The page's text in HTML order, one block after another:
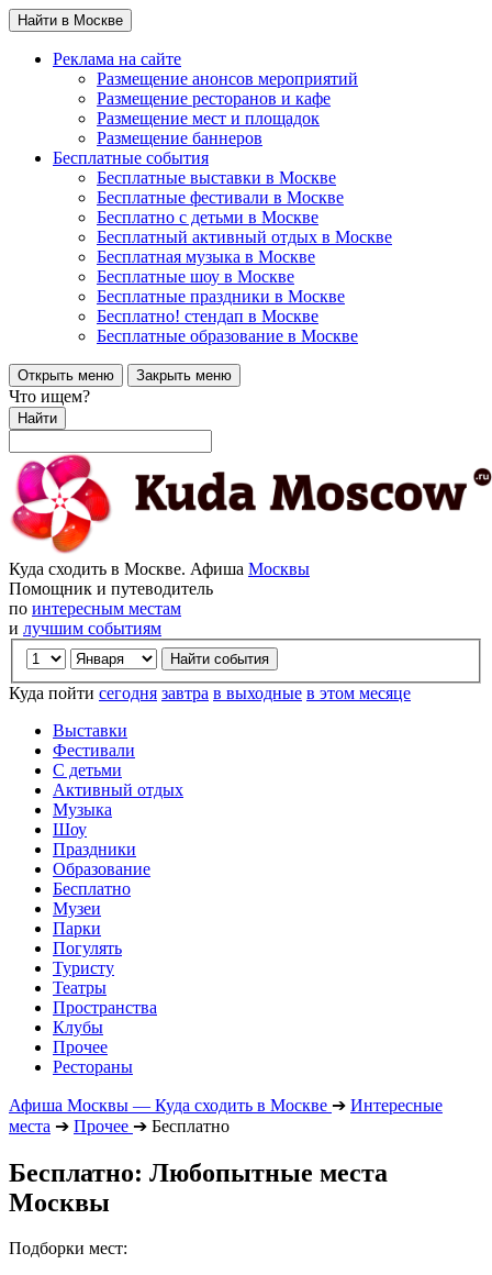
Найти в Москве
Реклама на сайте
Размещение анонсов мероприятий
Размещение ресторанов и кафе
Размещение мест и площадок
Размещение баннеров
Бесплатные события
Бесплатные выставки в Москве
Бесплатные фестивали в Москве
Бесплатно с детьми в Москве
Бесплатный активный отдых в Москве
Бесплатная музыка в Москве
Бесплатные шоу в Москве
Бесплатные праздники в Москве
Бесплатно! стендап в Москве
Бесплатные образование в Москве
Открыть меню Закрыть меню
Что ищем?
Найти
Куда сходить в Москве. Афиша Москвы
Помощник и путеводитель
по интересным местам
и лучшим событиям
Куда пойти сегодня завтра в выходные в этом месяце
Выставки
Фестивали
С детьми
Активный отдых
Музыка
Шоу
Праздники
Образование
Бесплатно
Музеи
Парки
Погулять
Туристу
Театры
Пространства
Клубы
Прочее
Рестораны
Афиша Москвы — Куда сходить в Москве ➔ Интересные
места ➔ Прочее ➔ Бесплатно
Бесплатно: Любопытные места
Москвы
Подборки мест: